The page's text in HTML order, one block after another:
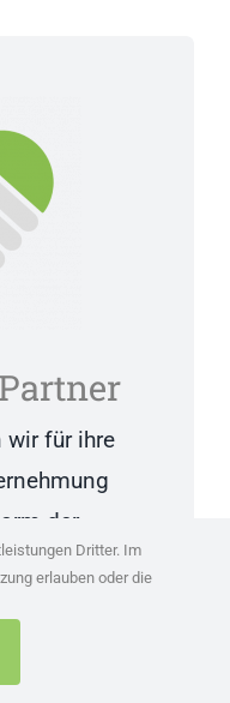
wir für ihre
der
Dritter. Im
erlauben oder die